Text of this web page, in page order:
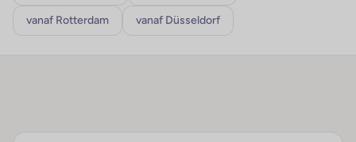
vanaf Rotterdam vanaf Düsseldorf